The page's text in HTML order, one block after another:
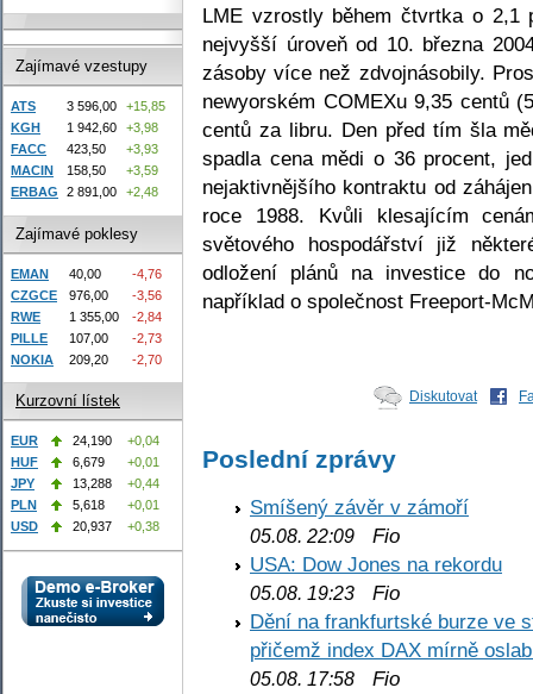
LME vzrostly během čtvrtka o 2,1
nejvyšší úroveň od 10. března
zásoby více než zdvojnásobily.
newyorském COMEXu 9,35 centů
centů za libru. Den před tím šla
spadla cena mědi o 36 procent,
nejaktivnějšího kontraktu od
roce 1988. Kvůli klesajícím
světového hospodářství již
odložení plánů na investice do
například o společnost Freeport-
Diskutovat
Poslední zprávy
Smíšený závěr v zámoří
05.08. 22:09 Fio
USA: Dow Jones na rekordu
05.08. 19:23 Fio
Dění na frankfurtské burze ve
přičemž index DAX mírně
05.08. 17:58 Fio
Zajímavé vzestupy
ATS 3 596,00
+15,85
KGH
1 942,60
+3,98
FACC
423,50
+3,93
MACIN
158,50
+3,59
ERBAG
2 891,00 +2,48
Zajímavé poklesy
EMAN 40,00
-4,76
CZGCE
976,00
-3,56
RWE
1 355,00
-2,84
PILLE
107,00
-2,73
NOKIA
209,20 -2,70
Kurzovní lístek
EUR 24,190
+0,04
HUF
6,679
+0,01
JPY
13,288
+0,44
PLN
5,618
+0,01
USD
20,937 +0,38